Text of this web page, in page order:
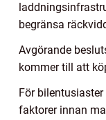
begränsa
Avgörande
kommer till att
För
faktorer innan